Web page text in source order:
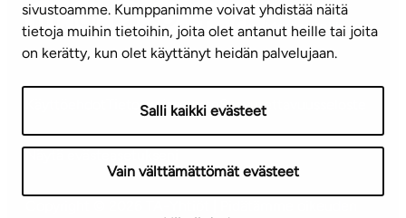
sivustoamme. Kumppanimme voivat yhdistää näitä
tietoja muihin tietoihin, joita olet antanut heille tai joita
on kerätty, kun olet käyttänyt heidän palvelujaan.
Salli kaikki evästeet
Vain välttämättömät evästeet
Mediapankki
TietosuojaselosteSaavutettavuusseloste